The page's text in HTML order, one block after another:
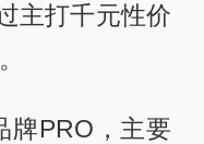
主打千元性价
牌PRO，主要